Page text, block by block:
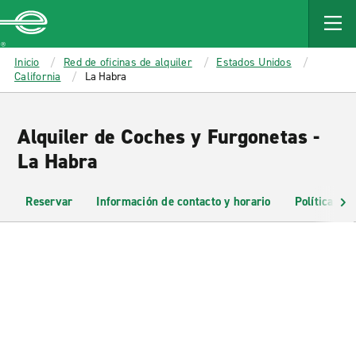
MAIN
CONTENT
Enterprise
Inicio Red de oficinas de alquiler
Estados Unidos
California
La Habra
Alquiler de Coches y Furgonetas -
La Habra
Reservar Información de contacto y horario Políticas